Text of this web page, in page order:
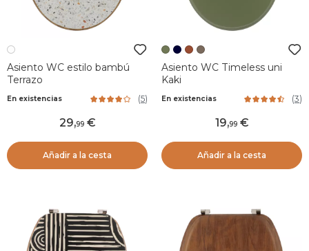
Asiento WC estilo bambú
Terrazo
En existencias (5)
29,99
Añadir a la cesta
Asiento WC Timeless uni
Kaki
En existencias (3)
19,99
Añadir a la cesta